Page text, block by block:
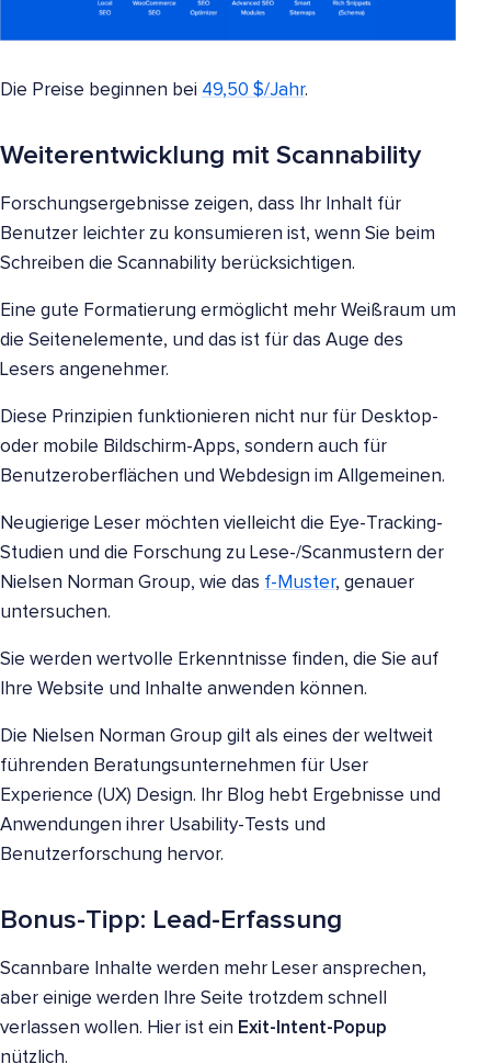
Die Preise beginnen bei 49,50 $/Jahr.
Weiterentwicklung mit Scannability
Forschungsergebnisse zeigen, dass Ihr Inhalt für
Benutzer leichter zu konsumieren ist, wenn Sie beim
Schreiben die Scannability berücksichtigen.
Eine gute Formatierung ermöglicht mehr Weißraum um
die Seitenelemente, und das ist für das Auge des
Lesers angenehmer.
Diese Prinzipien funktionieren nicht nur für Desktop-
oder mobile Bildschirm-Apps, sondern auch für
Benutzeroberflächen und Webdesign im Allgemeinen.
Neugierige Leser möchten vielleicht die Eye-Tracking-
Studien und die Forschung zu Lese-/Scanmustern der
Nielsen Norman Group, wie das f-Muster, genauer
untersuchen.
Sie werden wertvolle Erkenntnisse finden, die Sie auf
Ihre Website und Inhalte anwenden können.
Die Nielsen Norman Group gilt als eines der weltweit
führenden Beratungsunternehmen für User
Experience (UX) Design. Ihr Blog hebt Ergebnisse und
Anwendungen ihrer Usability-Tests und
Benutzerforschung hervor.
Bonus-Tipp: Lead-Erfassung
Scannbare Inhalte werden mehr Leser ansprechen,
aber einige werden Ihre Seite trotzdem schnell
verlassen wollen. Hier ist ein Exit-Intent-Popup
nützlich.